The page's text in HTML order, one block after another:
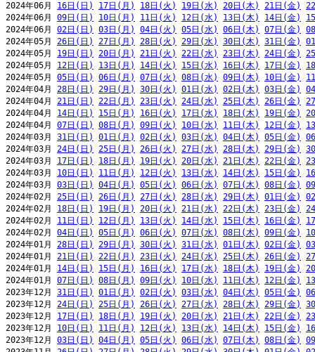
2024年06月 16日(日) 17日(月) 18日(火) 19日(水) 20日(木) 21日(金)
2024年06月 09日(日) 10日(月) 11日(火) 12日(水) 13日(木) 14日(金)
2024年06月 02日(日) 03日(月) 04日(火) 05日(水) 06日(木) 07日(金)
2024年05月 26日(日) 27日(月) 28日(火) 29日(水) 30日(木) 31日(金)
2024年05月 19日(日) 20日(月) 21日(火) 22日(水) 23日(木) 24日(金)
2024年05月 12日(日) 13日(月) 14日(火) 15日(水) 16日(木) 17日(金)
2024年05月 05日(日) 06日(月) 07日(火) 08日(水) 09日(木) 10日(金)
2024年04月 28日(日) 29日(月) 30日(火) 01日(水) 02日(木) 03日(金)
2024年04月 21日(日) 22日(月) 23日(火) 24日(水) 25日(木) 26日(金)
2024年04月 14日(日) 15日(月) 16日(火) 17日(水) 18日(木) 19日(金)
2024年04月 07日(日) 08日(月) 09日(火) 10日(水) 11日(木) 12日(金)
2024年03月 31日(日) 01日(月) 02日(火) 03日(水) 04日(木) 05日(金)
2024年03月 24日(日) 25日(月) 26日(火) 27日(水) 28日(木) 29日(金)
2024年03月 17日(日) 18日(月) 19日(火) 20日(水) 21日(木) 22日(金)
2024年03月 10日(日) 11日(月) 12日(火) 13日(水) 14日(木) 15日(金)
2024年03月 03日(日) 04日(月) 05日(火) 06日(水) 07日(木) 08日(金)
2024年02月 25日(日) 26日(月) 27日(火) 28日(水) 29日(木) 01日(金)
2024年02月 18日(日) 19日(月) 20日(火) 21日(水) 22日(木) 23日(金)
2024年02月 11日(日) 12日(月) 13日(火) 14日(水) 15日(木) 16日(金)
2024年02月 04日(日) 05日(月) 06日(火) 07日(水) 08日(木) 09日(金)
2024年01月 28日(日) 29日(月) 30日(火) 31日(水) 01日(木) 02日(金)
2024年01月 21日(日) 22日(月) 23日(火) 24日(水) 25日(木) 26日(金)
2024年01月 14日(日) 15日(月) 16日(火) 17日(水) 18日(木) 19日(金)
2024年01月 07日(日) 08日(月) 09日(火) 10日(水) 11日(木) 12日(金)
2023年12月 31日(日) 01日(月) 02日(火) 03日(水) 04日(木) 05日(金)
2023年12月 24日(日) 25日(月) 26日(火) 27日(水) 28日(木) 29日(金)
2023年12月 17日(日) 18日(月) 19日(火) 20日(水) 21日(木) 22日(金)
2023年12月 10日(日) 11日(月) 12日(火) 13日(水) 14日(木) 15日(金)
2023年12月 03日(日) 04日(月) 05日(火) 06日(水) 07日(木) 08日(金)